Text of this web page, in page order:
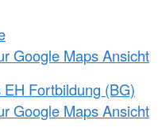
Google Maps Ansicht
Fortbildung (BG)
Google Maps Ansicht